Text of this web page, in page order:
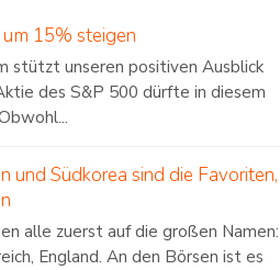
15% steigen
stützt unseren positiven Ausblick
des S&P 500 dürfte in diesem
und Südkorea sind die Favoriten,
alle zuerst auf die großen Namen:
England. An den Börsen ist es